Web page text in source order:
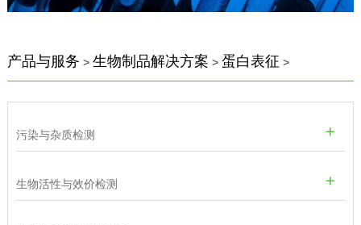
产品与服务 > 生物制品解决方案 > 蛋白表征 >
污染与杂质检测
生物活性与效价检测